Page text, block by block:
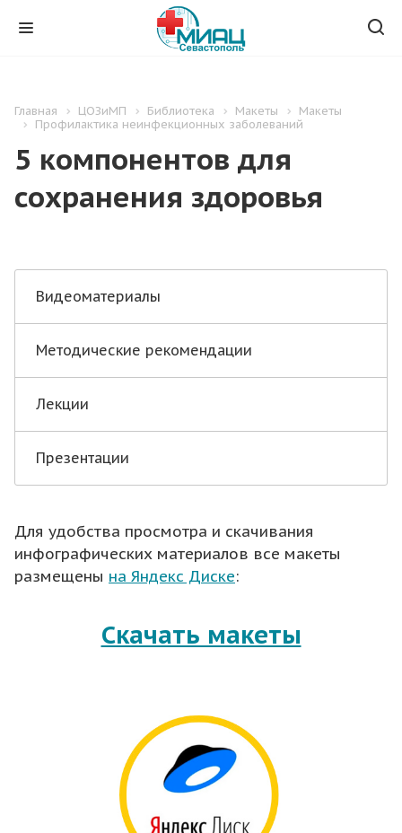
Главная ЦОЗиМП Библиотека Макеты
Макеты
Профилактика неинфекционных заболеваний
5 компонентов для
сохранения здоровья
Видеоматериалы
Методические рекомендации
Лекции
Презентации
Для удобства просмотра и скачивания
инфографических материалов все макеты
размещены на Яндекс Диске:
Скачать макеты